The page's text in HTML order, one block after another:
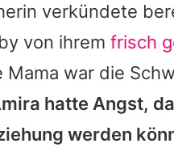
verkündete
von ihrem frisch
Mama war die
hatte Angst,
werden